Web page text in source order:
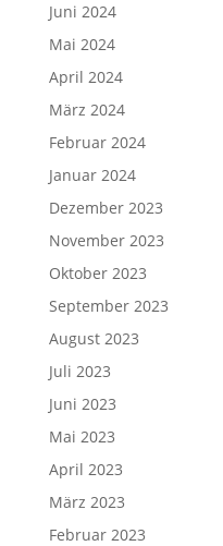
Juni 2024
Mai 2024
April 2024
März 2024
Februar 2024
Januar 2024
Dezember 2023
November 2023
Oktober 2023
September 2023
August 2023
Juli 2023
Juni 2023
Mai 2023
April 2023
März 2023
Februar 2023